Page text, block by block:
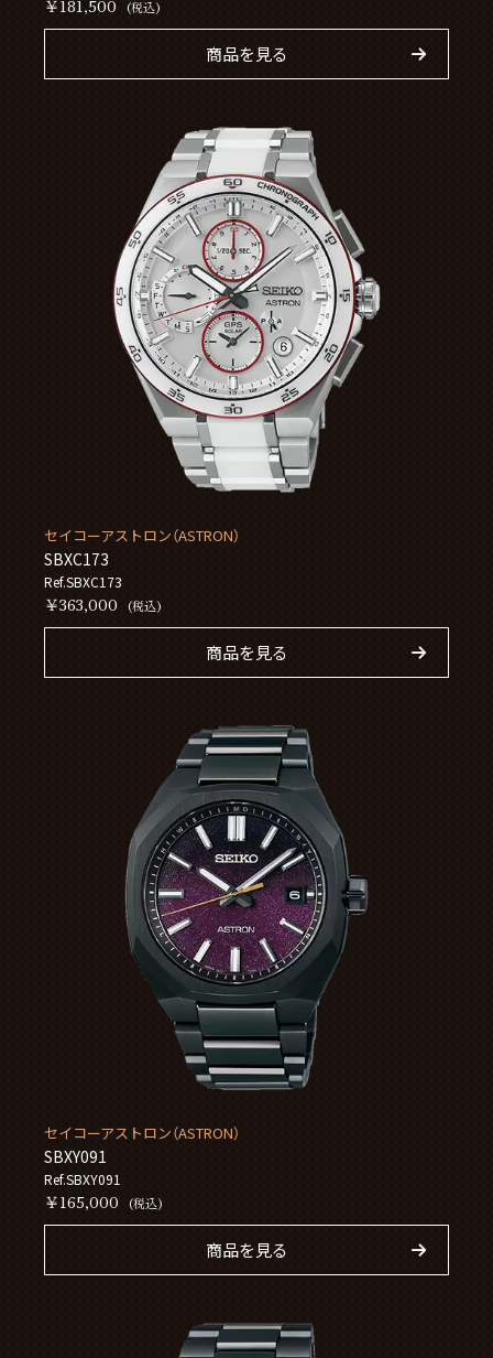
￥181,500 (税込)
商品を見る
セイコーアストロン（ASTRON）
SBXC173
Ref.SBXC173
￥363,000 (税込)
商品を見る
セイコーアストロン（ASTRON）
SBXY091
Ref.SBXY091
￥165,000 (税込)
商品を見る